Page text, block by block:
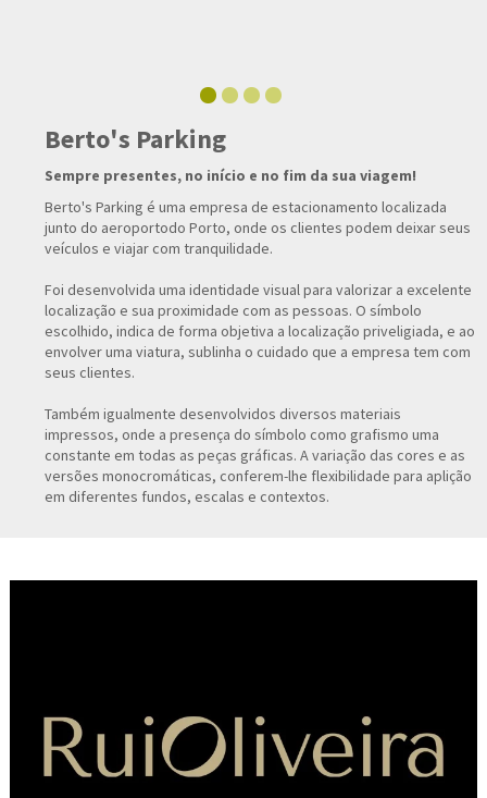
Berto's Parking
Sempre presentes, no início e no fim da sua viagem!
Berto's Parking é uma empresa de estacionamento localizada
junto do aeroportodo Porto, onde os clientes podem deixar seus
veículos e viajar com tranquilidade.
Foi desenvolvida uma identidade visual para valorizar a excelente
localização e sua proximidade com as pessoas. O símbolo
escolhido, indica de forma objetiva a localização priveligiada, e ao
envolver uma viatura, sublinha o cuidado que a empresa tem com
seus clientes.
Também igualmente desenvolvidos diversos materiais
impressos, onde a presença do símbolo como grafismo uma
constante em todas as peças gráficas. A variação das cores e as
versões monocromáticas, conferem-lhe flexibilidade para aplição
em diferentes fundos, escalas e contextos.